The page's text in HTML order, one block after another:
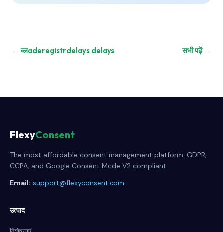
← ब्लaderegistrdelays delays सभी पढ़ें →
FlexyConsent
The most affordable consent management platform. GDPR,
CCPA, and Google Consent Mode V2 compliant.
Email: support@flexyconsent.com
उत्पाद